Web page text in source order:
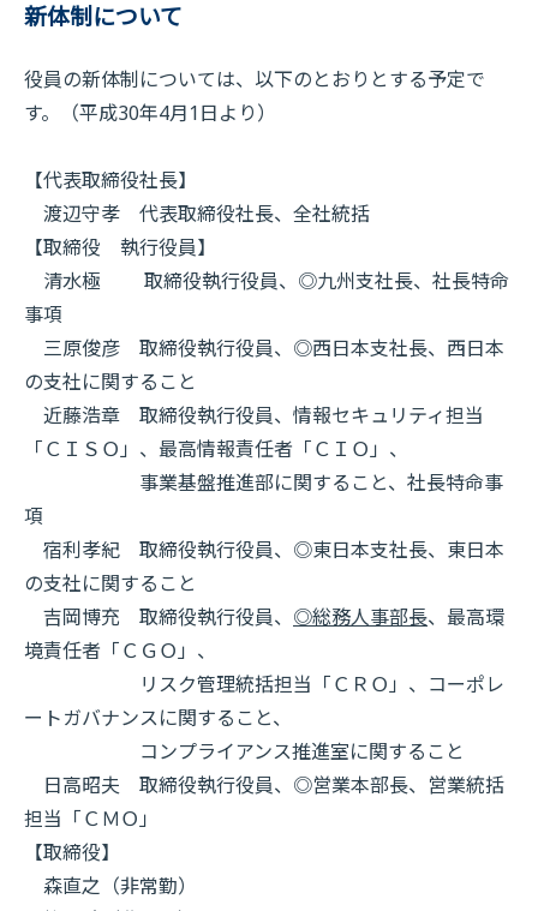
新体制について
役員の新体制については、以下のとおりとする予定で
す。（平成30年4月1日より）
【代表取締役社長】
渡辺守孝 代表取締役社長、全社統括
【取締役 執行役員】
清水極 取締役執行役員、◎九州支社長、社長特命
事項
三原俊彦 取締役執行役員、◎西日本支社長、西日本
の支社に関すること
近藤浩章 取締役執行役員、情報セキュリティ担当
「ＣＩＳＯ」、最高情報責任者「ＣＩＯ」、
事業基盤推進部に関すること、社長特命事
項
宿利孝紀 取締役執行役員、◎東日本支社長、東日本
の支社に関すること
吉岡博充 取締役執行役員、 ◎総務人事部長、最高環
境責任者「ＣＧＯ」、
リスク管理統括担当「ＣＲＯ」、コーポレ
ートガバナンスに関すること、
コンプライアンス推進室に関すること
日高昭夫 取締役執行役員、◎営業本部長、営業統括
担当「ＣＭＯ」
【取締役】
森直之（非常勤）